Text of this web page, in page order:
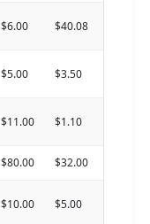
$6.00 $40.08
$5.00 $3.50
$11.00 $1.10
$80.00 $32.00
$10.00 $5.00